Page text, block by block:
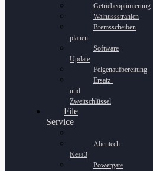
Getriebeoptimierung
Walnussstrahlen
Bremsscheiben
planen
Software
Update
Felgenaufbereitung
Ersatz-
und
Zweitschlüssel
File
Service
Alientech
Kess3
Powergate